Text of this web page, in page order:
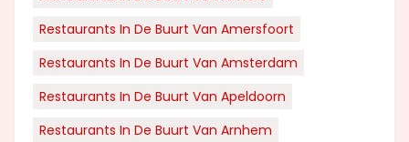
Restaurants In De Buurt Van Amersfoort
Restaurants In De Buurt Van Amsterdam
Restaurants In De Buurt Van Apeldoorn
Restaurants In De Buurt Van Arnhem